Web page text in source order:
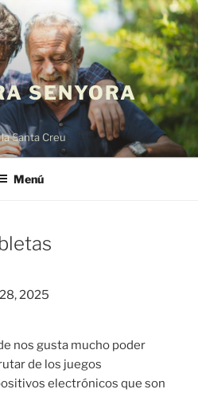
SENYORA
Santa Creu
Menú
2025
nos gusta mucho poder
de los juegos
electrónicos que son